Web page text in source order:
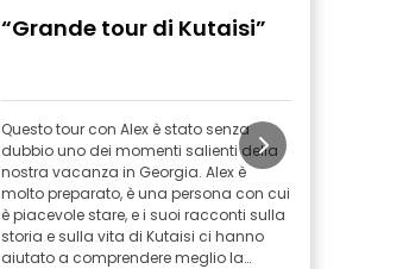
“Grande tour di Kutaisi”
Questo tour con Alex è stato senza
dubbio uno dei momenti salienti della
nostra vacanza in Georgia. Alex è
molto preparato, è una persona con cui
è piacevole stare, e i suoi racconti sulla
storia e sulla vita di Kutaisi ci hanno
aiutato a comprendere meglio la